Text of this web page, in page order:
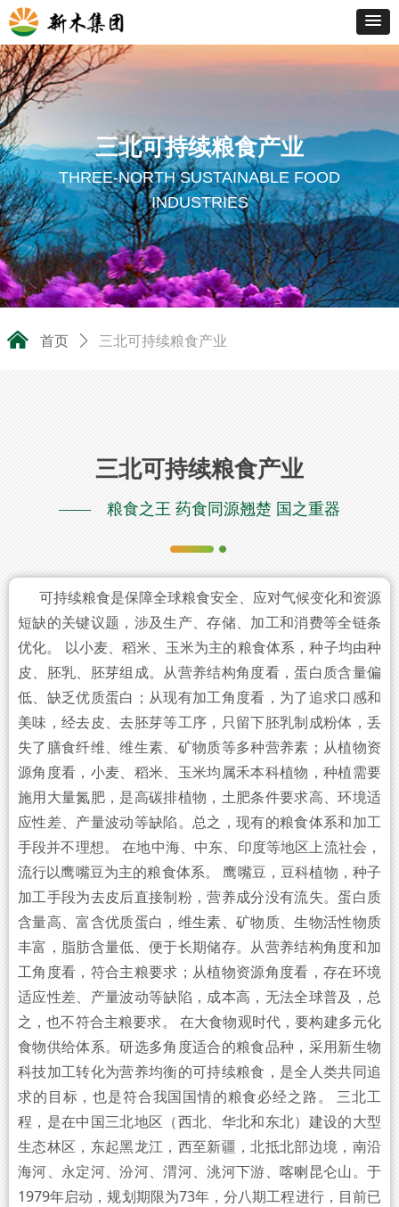
낀 首页 ꄲ 三北可持续粮食产业
三北可持续粮食产业
THREE-NORTH SUSTAINABLE FOOD
INDUSTRIES
三北可持续粮食产业
—— 粮食之王 药食同源翘楚 国之重器
可持续粮食是保障全球粮食安全、应对气候变化和资源
短缺的关键议题，涉及生产、存储、加工和消费等全链条
优化。 以小麦、稻米、玉米为主的粮食体系，种子均由种
皮、胚乳、胚芽组成。从营养结构角度看，蛋白质含量偏
低、缺乏优质蛋白；从现有加工角度看，为了追求口感和
美味，经去皮、去胚芽等工序，只留下胚乳制成粉体，丢
失了膳食纤维、维生素、矿物质等多种营养素；从植物资
源角度看，小麦、稻米、玉米均属禾本科植物，种植需要
施用大量氮肥，是高碳排植物，土肥条件要求高、环境适
应性差、产量波动等缺陷。总之，现有的粮食体系和加工
手段并不理想。 在地中海、中东、印度等地区上流社会，
流行以鹰嘴豆为主的粮食体系。 鹰嘴豆，豆科植物，种子
加工手段为去皮后直接制粉，营养成分没有流失。蛋白质
含量高、富含优质蛋白，维生素、矿物质、生物活性物质
丰富，脂肪含量低、便于长期储存。从营养结构角度和加
工角度看，符合主粮要求；从植物资源角度看，存在环境
适应性差、产量波动等缺陷，成本高，无法全球普及，总
之，也不符合主粮要求。 在大食物观时代，要构建多元化
食物供给体系。研选多角度适合的粮食品种，采用新生物
科技加工转化为营养均衡的可持续粮食，是全人类共同追
求的目标，也是符合我国国情的粮食必经之路。 三北工
程，是在中国三北地区（西北、华北和东北）建设的大型
生态林区，东起黑龙江，西至新疆，北抵北部边境，南沿
海河、永定河、汾河、渭河、洮河下游、喀喇昆仑山。于
1979年启动，规划期限为73年，分八期工程进行，目前已